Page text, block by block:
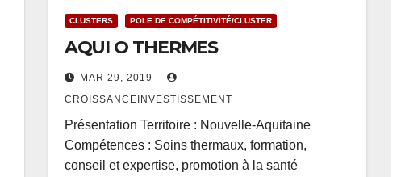
CLUSTERS POLE DE COMPÉTITIVITÉ/CLUSTER
AQUI O THERMES
MAR 29, 2019
CROISSANCEINVESTISSEMENT
Présentation Territoire : Nouvelle-Aquitaine
Compétences : Soins thermaux, formation,
conseil et expertise, promotion à la santé